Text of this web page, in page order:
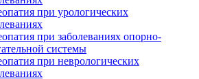
при урологических
при заболеваниях опорно-
системы
при неврологических